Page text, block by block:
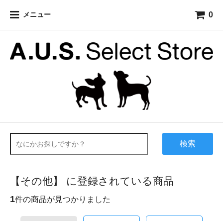
メニュー 0
検索
【その他】 に登録されている商品
1件の商品が見つかりました